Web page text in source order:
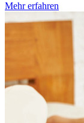
Mehr erfahren